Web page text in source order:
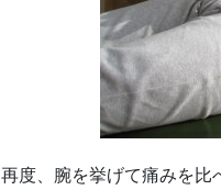
再度、腕を挙げて痛みを比